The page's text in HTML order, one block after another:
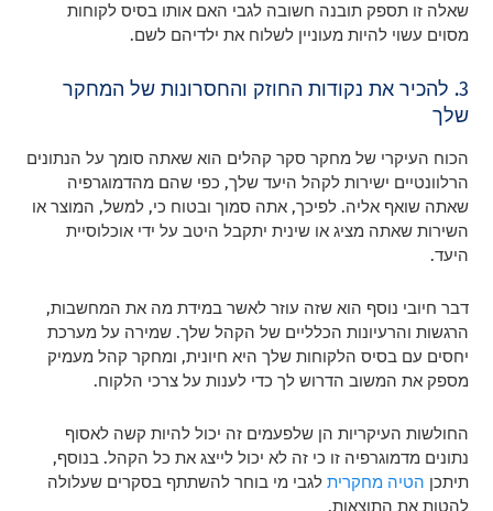
שאלה זו תספק תובנה חשובה לגבי האם אותו בסיס לקוחות
מסוים עשוי להיות מעוניין לשלוח את ילדיהם לשם.
3. להכיר את נקודות החוזק והחסרונות של המחקר
שלך
הכוח העיקרי של מחקר סקר קהלים הוא שאתה סומך על הנתונים
הרלוונטיים ישירות לקהל היעד שלך, כפי שהם מהדמוגרפיה
שאתה שואף אליה. לפיכך, אתה סמוך ובטוח כי, למשל, המוצר או
השירות שאתה מציג או שינית יתקבל היטב על ידי אוכלוסיית
היעד.
דבר חיובי נוסף הוא שזה עוזר לאשר במידת מה את המחשבות,
הרגשות והרעיונות הכלליים של הקהל שלך. שמירה על מערכת
יחסים עם בסיס הלקוחות שלך היא חיונית, ומחקר קהל מעמיק
מספק את המשוב הדרוש לך כדי לענות על צרכי הלקוח.
החולשות העיקריות הן שלפעמים זה יכול להיות קשה לאסוף
נתונים מדמוגרפיה זו כי זה לא יכול לייצג את כל הקהל. בנוסף,
תיתכן הטיה מחקרית לגבי מי בוחר להשתתף בסקרים שעלולה
להטות את התוצאות.